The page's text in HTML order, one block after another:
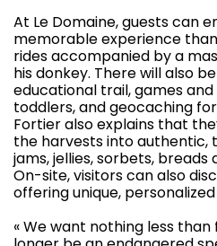
At Le Domaine, guests can
memorable experience
rides accompanied by a
his donkey. There will also
educational trail, games
toddlers, and geocaching
Fortier also explains that
the harvests into authentic,
jams, jellies, sorbets,
On-site, visitors can also
offering unique,
« We want nothing less